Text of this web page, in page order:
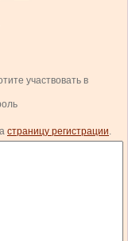
участвовать в
страницу регистрации.